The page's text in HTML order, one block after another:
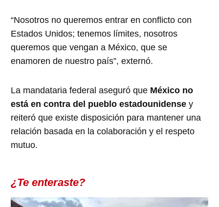
“Nosotros no queremos entrar en conflicto con
Estados Unidos; tenemos límites, nosotros
queremos que vengan a México, que se
enamoren de nuestro país”, externó.
La mandataria federal aseguró que México no
está en contra del pueblo estadounidense y
reiteró que existe disposición para mantener una
relación basada en la colaboración y el respeto
mutuo.
¿Te enteraste?